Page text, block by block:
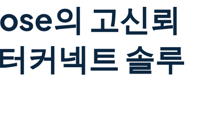
의 고신뢰
커넥트 솔루